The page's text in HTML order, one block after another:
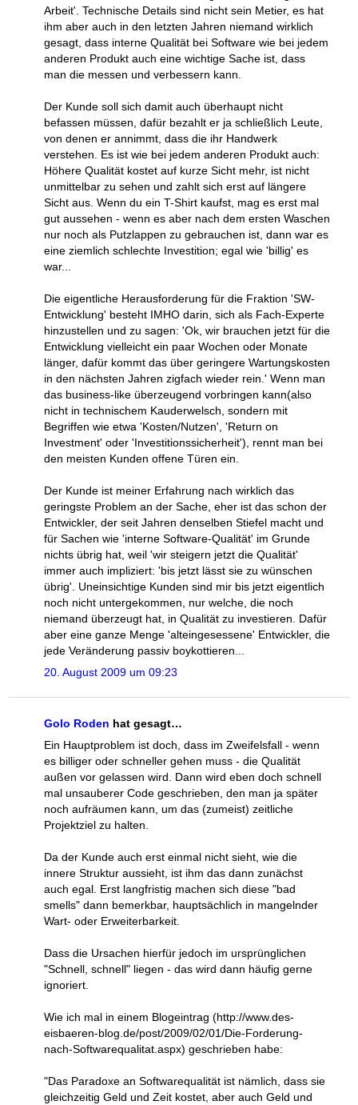
Arbeit'. Technische Details sind nicht sein Metier, es hat
ihm aber auch in den letzten Jahren niemand wirklich
gesagt, dass interne Qualität bei Software wie bei jedem
anderen Produkt auch eine wichtige Sache ist, dass
man die messen und verbessern kann.
Der Kunde soll sich damit auch überhaupt nicht
befassen müssen, dafür bezahlt er ja schließlich Leute,
von denen er annimmt, dass die ihr Handwerk
verstehen. Es ist wie bei jedem anderen Produkt auch:
Höhere Qualität kostet auf kurze Sicht mehr, ist nicht
unmittelbar zu sehen und zahlt sich erst auf längere
Sicht aus. Wenn du ein T-Shirt kaufst, mag es erst mal
gut aussehen - wenn es aber nach dem ersten Waschen
nur noch als Putzlappen zu gebrauchen ist, dann war es
eine ziemlich schlechte Investition; egal wie 'billig' es
war...
Die eigentliche Herausforderung für die Fraktion 'SW-
Entwicklung' besteht IMHO darin, sich als Fach-Experte
hinzustellen und zu sagen: 'Ok, wir brauchen jetzt für die
Entwicklung vielleicht ein paar Wochen oder Monate
länger, dafür kommt das über geringere Wartungskosten
in den nächsten Jahren zigfach wieder rein.' Wenn man
das business-like überzeugend vorbringen kann(also
nicht in technischem Kauderwelsch, sondern mit
Begriffen wie etwa 'Kosten/Nutzen', 'Return on
Investment' oder 'Investitionssicherheit'), rennt man bei
den meisten Kunden offene Türen ein.
Der Kunde ist meiner Erfahrung nach wirklich das
geringste Problem an der Sache, eher ist das schon der
Entwickler, der seit Jahren denselben Stiefel macht und
für Sachen wie 'interne Software-Qualität' im Grunde
nichts übrig hat, weil 'wir steigern jetzt die Qualität'
immer auch impliziert: 'bis jetzt lässt sie zu wünschen
übrig'. Uneinsichtige Kunden sind mir bis jetzt eigentlich
noch nicht untergekommen, nur welche, die noch
niemand überzeugt hat, in Qualität zu investieren. Dafür
aber eine ganze Menge 'alteingesessene' Entwickler, die
jede Veränderung passiv boykottieren...
20. August 2009 um 09:23
Golo Roden hat gesagt…
Ein Hauptproblem ist doch, dass im Zweifelsfall - wenn
es billiger oder schneller gehen muss - die Qualität
außen vor gelassen wird. Dann wird eben doch schnell
mal unsauberer Code geschrieben, den man ja später
noch aufräumen kann, um das (zumeist) zeitliche
Projektziel zu halten.
Da der Kunde auch erst einmal nicht sieht, wie die
innere Struktur aussieht, ist ihm das dann zunächst
auch egal. Erst langfristig machen sich diese "bad
smells" dann bemerkbar, hauptsächlich in mangelnder
Wart- oder Erweiterbarkeit.
Dass die Ursachen hierfür jedoch im ursprünglichen
"Schnell, schnell" liegen - das wird dann häufig gerne
ignoriert.
Wie ich mal in einem Blogeintrag (http://www.des-
eisbaeren-blog.de/post/2009/02/01/Die-Forderung-
nach-Softwarequalitat.aspx) geschrieben habe:
"Das Paradoxe an Softwarequalität ist nämlich, dass sie
gleichzeitig Geld und Zeit kostet, aber auch Geld und